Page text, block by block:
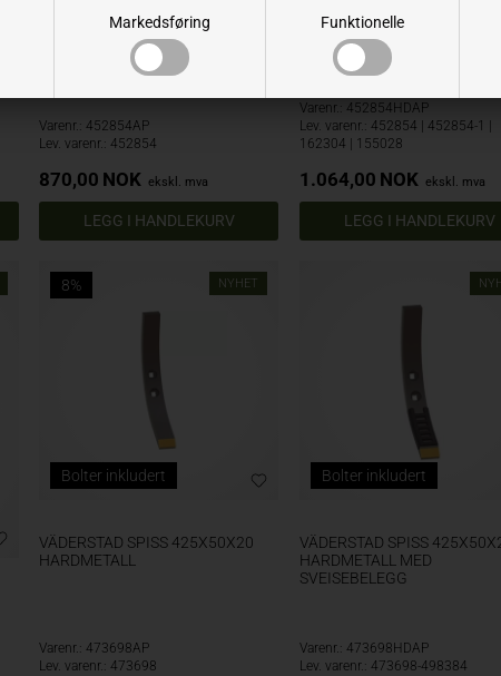
Markedsføring Funktionelle
VÄDERSTAD CULTUS SPISS 80MM
HARDMETALL
Varenr.: 452854AP
Lev. varenr.: 452854
870,00 NOK ekskl. mva
VÄDERSTAD CULTUS SPISS
HARDMETALL MED
SVEISEBELEGG
Varenr.: 452854HDAP
Lev. varenr.: 452854 | 452854-1 |
162304 | 155028
1.064,00 NOK ekskl. mva
NYHET
Bolter inkludert
8%
VÄDERSTAD SPISS 425X50X20
HARDMETALL
Varenr.: 473698AP
Lev. varenr.: 473698
Bolter inkludert
VÄDERSTAD SPISS
HARDMETALL MED
SVEISEBELEGG
Varenr.: 473698HDAP
Lev. varenr.: 473698-498384